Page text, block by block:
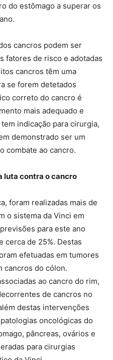
do estômago a superar os
cancros podem ser
fatores de risco e adotadas
cancros têm uma
se forem detetados
correto do cancro é
mais adequado e
indicação para cirurgia,
demonstrado ser um
combate ao cancro.
luta contra o cancro
foram realizadas mais de
o sistema da Vinci em
para este ano
cerca de 25%. Destas
efetuadas em tumores
cancros do cólon.
ao cancro do rim,
de cancros no
destas intervenções
oncológicas do
pâncreas, ovários e
para cirurgias